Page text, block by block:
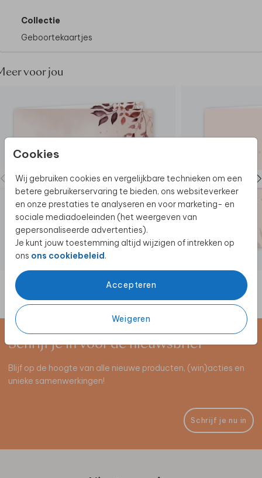
Cookies
Wij gebruiken cookies en vergelijkbare technieken om een
betere gebruikerservaring te bieden, ons websiteverkeer
en onze prestaties te analyseren en voor marketing- en
sociale mediadoeleinden (het weergeven van
gepersonaliseerde advertenties).
Je kunt jouw toestemming altijd wijzigen of intrekken op
ons ons cookiebeleid.
Accepteren
Weigeren
Collectie
Geboortekaartjes
voor jou
Schrijf je in voor de nieuwsbrief
Blijf op de hoogte van alle nieuwe producten, (win)acties en
unieke samenwerkingen!
Schrijf je nu in